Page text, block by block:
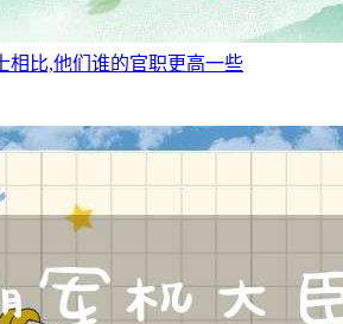
相比,他们谁的官职更高一些